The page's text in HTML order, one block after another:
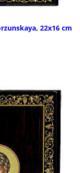
22x16 cm